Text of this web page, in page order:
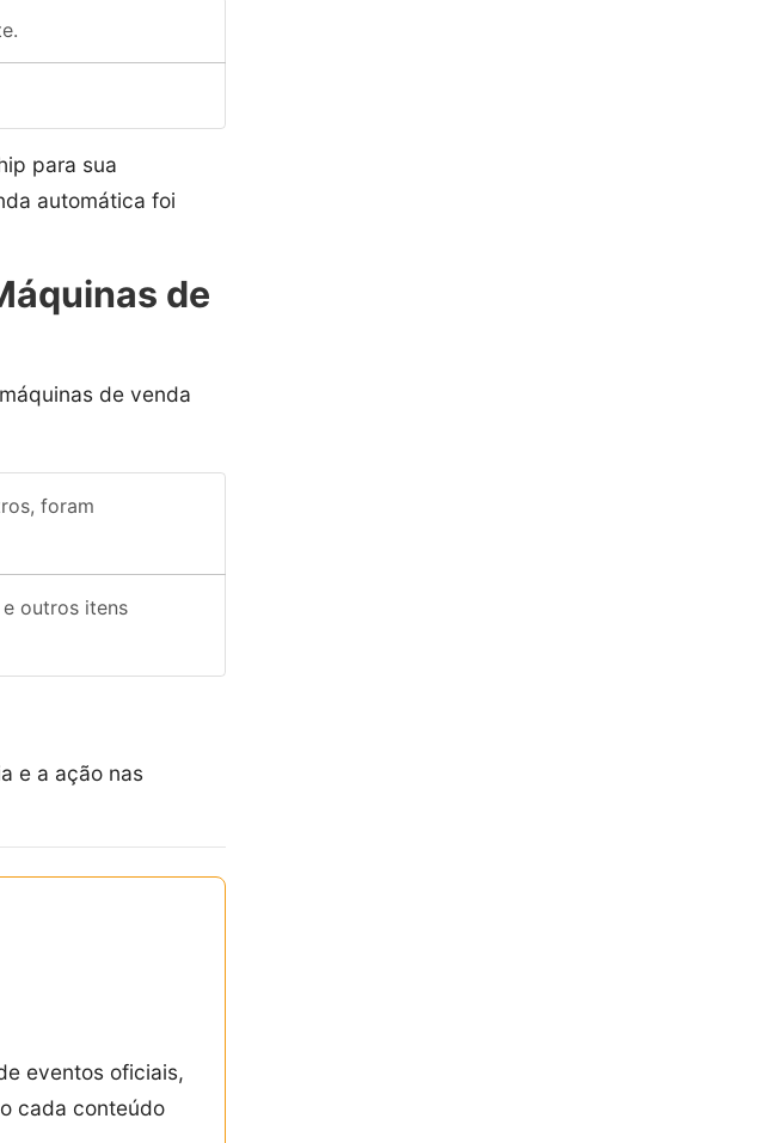
para sua
automática foi
de
de venda
foram
outros itens
e a ação nas
eventos oficiais,
cada conteúdo